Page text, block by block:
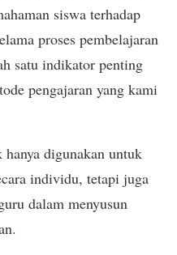
siswa terhadap
proses pembelajaran
satu indikator penting
pengajaran yang kami
digunakan untuk
individu, tetapi juga
dalam menyusun